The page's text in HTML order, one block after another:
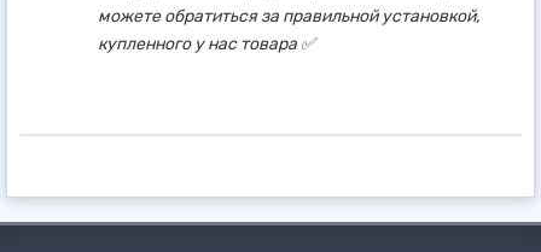
можете обратиться за правильной установкой,
купленного у нас товара ✅